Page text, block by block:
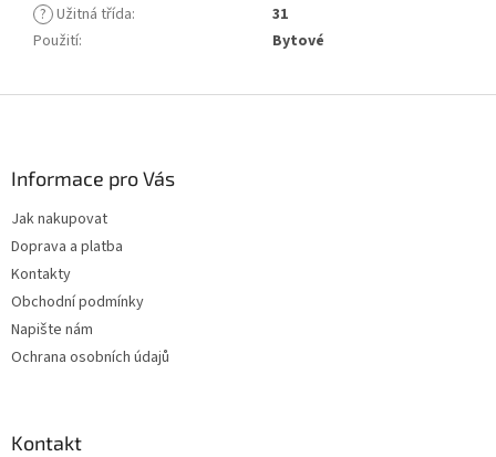
? Užitná třída:
31
Použití: Bytové
Informace pro Vás
Jak nakupovat
Doprava a platba
Kontakty
Obchodní podmínky
Napište nám
Ochrana osobních údajů
Kontakt